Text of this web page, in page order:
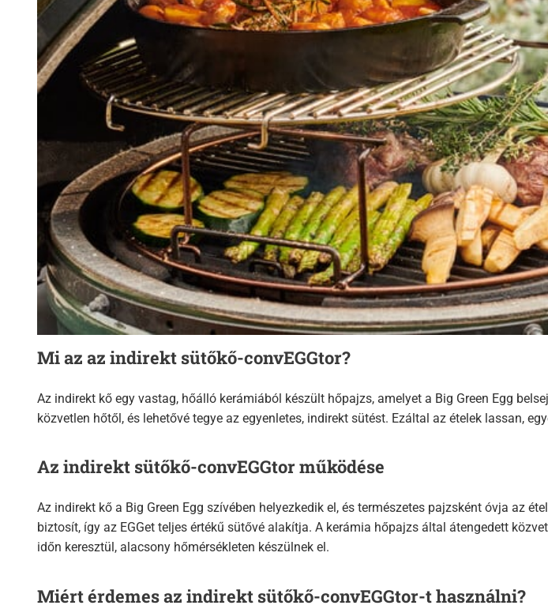
Mi az az indirekt sütőkő-convEGGtor?
Az indirekt kő egy vastag, hőálló kerámiából készült hőpajzs, amelyet a Big Green Egg
közvetlen hőtől, és lehetővé tegye az egyenletes, indirekt sütést. Ezáltal az ételek lassan,
Az indirekt sütőkő-convEGGtor működése
Az indirekt kő a Big Green Egg szívében helyezkedik el, és természetes pajzsként óvja az
biztosít, így az EGGet teljes értékű sütővé alakítja. A kerámia hőpajzs által átengedett
időn keresztül, alacsony hőmérsékleten készülnek el.
Miért érdemes az indirekt sütőkő-convEGGtor-t használni?